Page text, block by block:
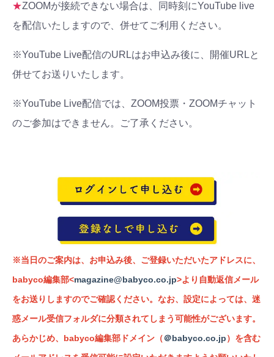
★ZOOMが接続できない場合は、同時刻にYouTube live
を配信いたしますので、併せてご利用ください。
※YouTube Live配信のURLはお申込み後に、開催URLと
併せてお送りいたします。
※YouTube Live配信では、ZOOM投票・ZOOMチャット
のご参加はできません。ご了承ください。
※当日のご案内は、お申込み後、ご登録いただいたアドレスに、
babyco編集部<magazine@babyco.co.jp>より自動返信メール
をお送りしますのでご確認ください。 なお、設定によっては、迷
惑メール受信フォルダに分類されてしまう可能性がございます。
あらかじめ、babyco編集部ドメイン（ ＠babyco.co.jp ）を含む